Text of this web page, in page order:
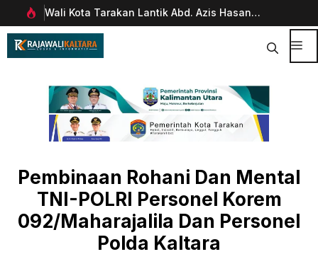
Langsung
ke
Wali Kota Tarakan Lantik Abd. Azis Hasan
sebagai Sekda
Pembinaan Rohani Dan Mental
TNI-POLRI Personel Korem
092/Maharajalila Dan Personel
Polda Kaltara